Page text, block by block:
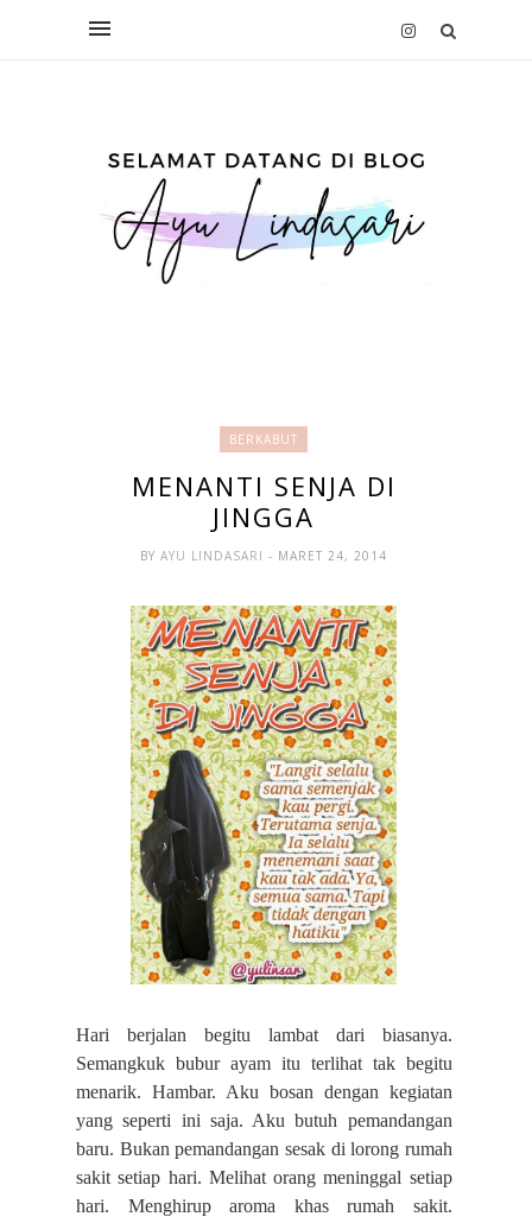
BERKABUT
MENANTI SENJA DI
JINGGA
BYAYU LINDASARI- MARET 24, 2014
Hari berjalan begitu lambat dari biasanya.
Semangkuk bubur ayam itu terlihat tak begitu
menarik. Hambar. Aku bosan dengan kegiatan
yang seperti ini saja. Aku butuh pemandangan
baru. Bukan pemandangan sesak di lorong rumah
sakit setiap hari. Melihat orang meninggal setiap
hari. Menghirup aroma khas rumah sakit.